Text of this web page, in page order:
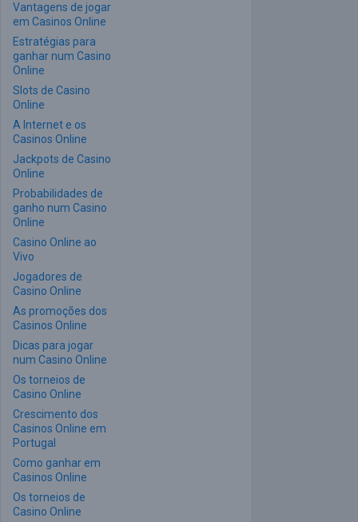
Vantagens de jogar
em Casinos Online
Estratégias para
ganhar num Casino
Online
Slots de Casino
Online
A Internet e os
Casinos Online
Jackpots de Casino
Online
Probabilidades de
ganho num Casino
Online
Casino Online ao
Vivo
Jogadores de
Casino Online
As promoções dos
Casinos Online
Dicas para jogar
num Casino Online
Os torneios de
Casino Online
Crescimento dos
Casinos Online em
Portugal
Como ganhar em
Casinos Online
Os torneios de
Casino Online